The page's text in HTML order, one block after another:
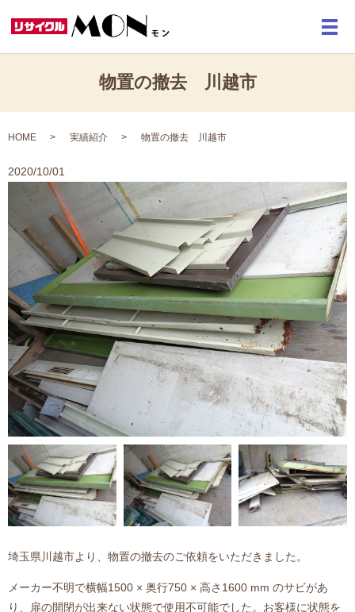
メ
物置の撤去 川越市
HOME 実績紹介 物置の撤去 川越市
2020/10/01
埼玉県川越市より、物置の撤去のご依頼をいただきました。
メーカー不明で横幅1500 × 奥行750 × 高さ1600 mm のサビがあ
り、扉の開閉が出来ない状態で使用不可能でした。お客様に状態を